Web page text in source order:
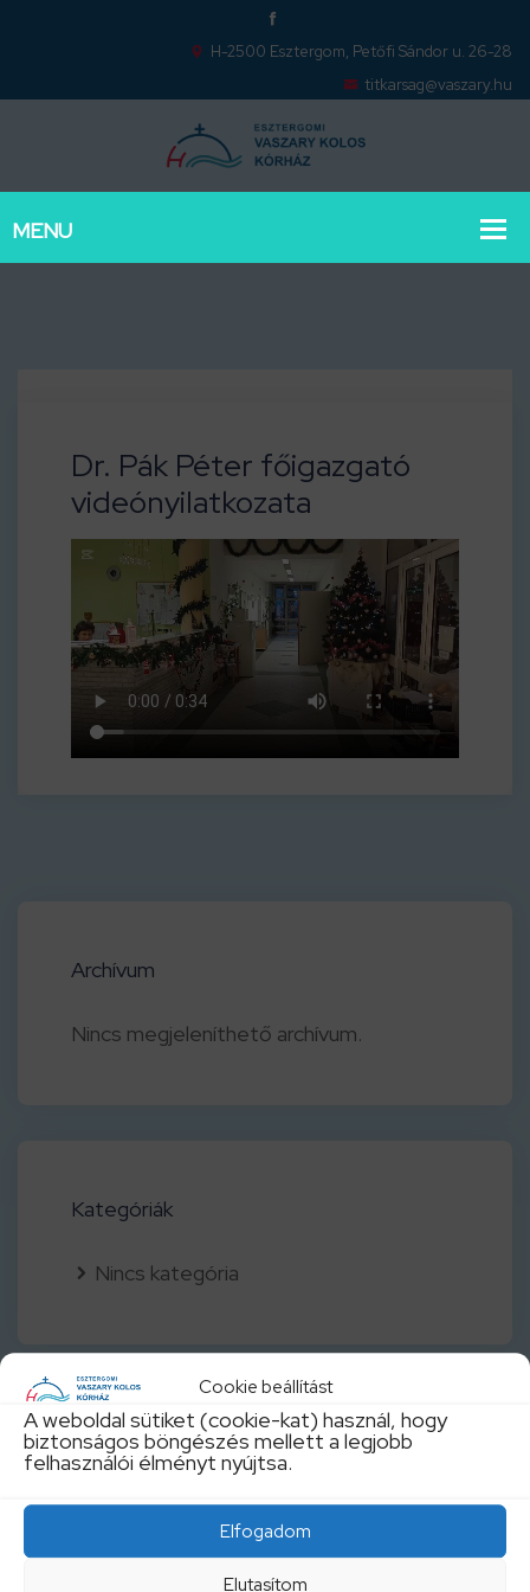
Cookie beállítást
A weboldal sütiket (cookie-kat) használ, hogy
biztonságos böngészés mellett a legjobb
felhasználói élményt nyújtsa.
Elfogadom
Elutasítom
H-2500 Esztergom, Petőfi Sándor u. 26-28
titkarsag@vaszary.hu
Dr. Pák Péter főigazgató
videónyilatkozata
Archívum
Nincs megjeleníthető archívum.
Kategóriák
Nincs kategória